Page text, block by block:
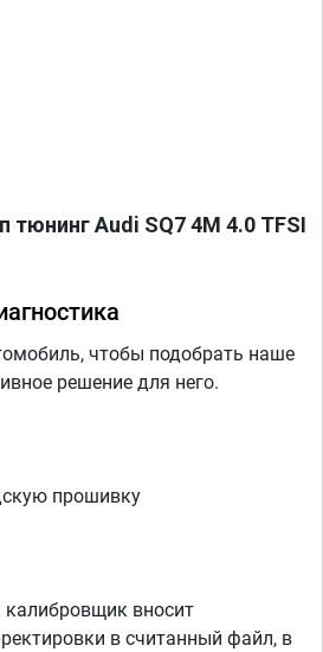
тюнинг Audi SQ7 4M 4.0 TFSI
чтобы подобрать наше
решение для него.
прошивку
вносит
в считанный файл, в